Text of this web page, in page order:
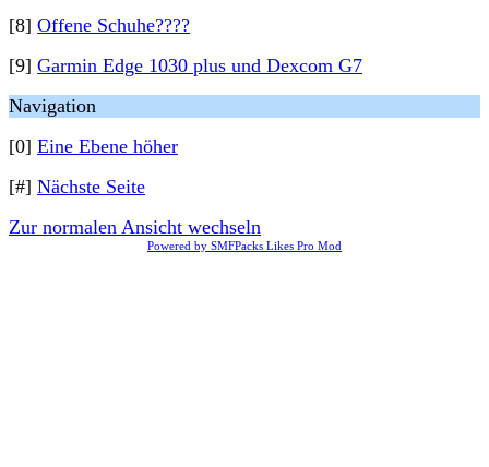
[8] Offene Schuhe????
[9] Garmin Edge 1030 plus und Dexcom G7
Navigation
[0] Eine Ebene höher
[#] Nächste Seite
Zur normalen Ansicht wechseln
Powered by SMFPacks Likes Pro Mod